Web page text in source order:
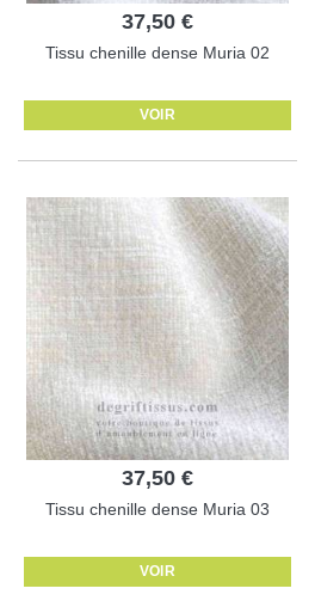
37,50 €
Tissu chenille dense Muria 02
VOIR
37,50 €
Tissu chenille dense Muria 03
VOIR